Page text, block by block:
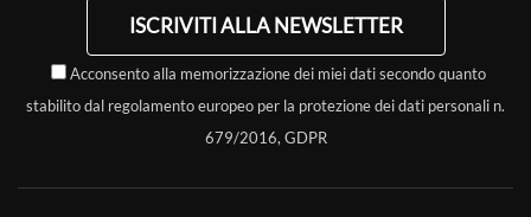
ISCRIVITI ALLA NEWSLETTER
Acconsento alla memorizzazione dei miei dati secondo quanto
stabilito dal regolamento europeo per la protezione dei dati personali n.
679/2016, GDPR